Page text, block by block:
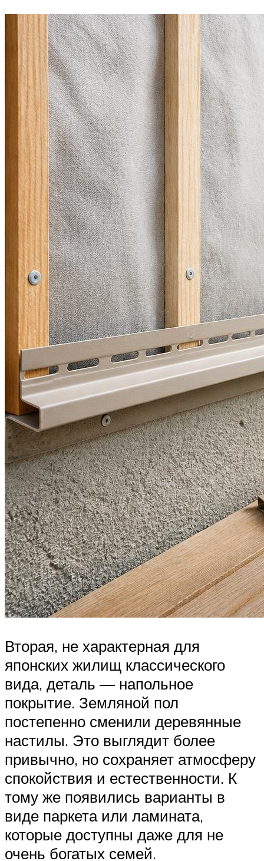
Вторая, не характерная для
японских жилищ классического
вида, деталь — напольное
покрытие. Земляной пол
постепенно сменили деревянные
настилы. Это выглядит более
привычно, но сохраняет атмосферу
спокойствия и естественности. К
тому же появились варианты в
виде паркета или ламината,
которые доступны даже для не
очень богатых семей.